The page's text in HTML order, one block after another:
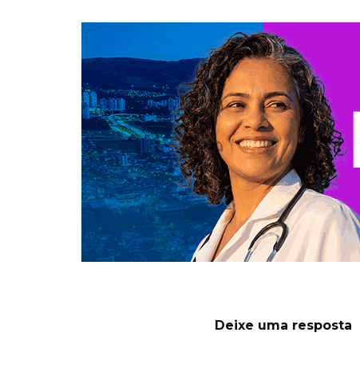
Deixe uma resposta